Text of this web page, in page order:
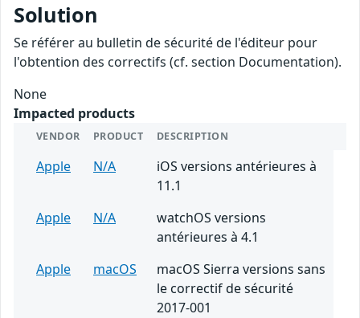
Solution
Se référer au bulletin de sécurité de l'éditeur pour
l'obtention des correctifs (cf. section Documentation).
None
Impacted products
VENDOR PRODUCT DESCRIPTION
Apple N/A
iOS versions antérieures à
11.1
Apple
N/A
watchOS versions
antérieures à 4.1
Apple
macOS
macOS Sierra versions sans
le correctif de sécurité
2017-001